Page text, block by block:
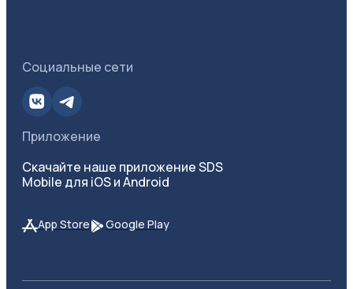
Социальные сети
Приложение
Скачайте наше приложение SDS
Mobile для iOS и Android
App Store Google Play